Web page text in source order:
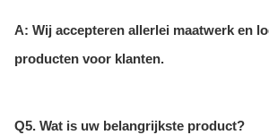
A: Wij accepteren allerlei maatwerk en
producten voor klanten.
Q5. Wat is uw belangrijkste product?